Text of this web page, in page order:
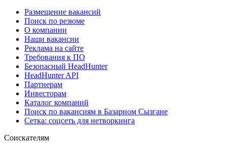
Размещение вакансий
Поиск по резюме
О компании
Наши вакансии
Реклама на сайте
Требования к ПО
Безопасный HeadHunter
HeadHunter API
Партнерам
Инвесторам
Каталог компаний
Поиск по вакансиям в Базарном Сызгане
Сетка: соцсеть для нетворкинга
Соискателям